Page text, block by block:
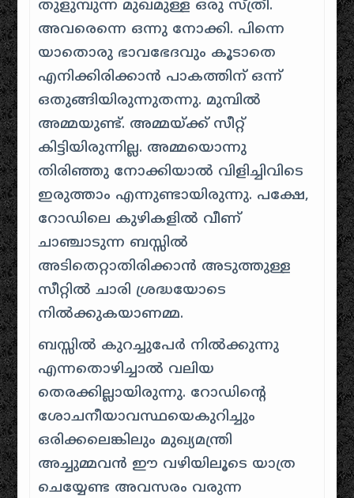
തുളുമ്പുന്ന മുഖമുള്ള ഒരു സ്ത്രീ.
അവരെന്നെ ഒന്നു നോക്കി. പിന്നെ
യാതൊരു ഭാവഭേദവും കൂടാതെ
എനിക്കിരിക്കാന്‍ പാകത്തിന്‌ ഒന്ന്
ഒതുങ്ങിയിരുന്നുതന്നു. മുമ്പില്‍
അമ്മയുണ്ട്. അമ്മയ്‌ക്ക് സീറ്റ്
കിട്ടിയിരുന്നില്ല. അമ്മയൊന്നു
തിരിഞ്ഞു നോക്കിയാല്‍ വിളിച്ചിവിടെ
ഇരുത്താം എന്നുണ്ടായിരുന്നു. പക്ഷേ,
റോഡിലെ കുഴികളില്‍ വീണ്
ചാഞ്ചാടുന്ന ബസ്സില്‍
അടിതെറ്റാതിരിക്കാന്‍ അടുത്തുള്ള
സീറ്റില്‍ ചാരി ശ്രദ്ധയോടെ
നില്‍ക്കുകയാണമ്മ.
ബസ്സില്‍ കുറച്ചുപേര്‍ നില്‍ക്കുന്നു
എന്നതൊഴിച്ചാല്‍ വലിയ
തെരക്കില്ലായിരുന്നു. റോഡിന്റെ
ശോചനീയാവസ്ഥയെകുറിച്ചും
ഒരിക്കലെങ്കിലും മുഖ്യമന്ത്രി
അച്ചുമ്മവന്‍ ഈ വഴിയിലൂടെ യാത്ര
ചെയ്യേണ്ട അവസരം വരുന്ന